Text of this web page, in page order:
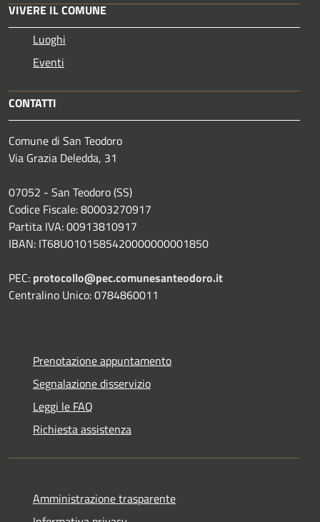
VIVERE IL COMUNE
Luoghi
Eventi
CONTATTI
Comune di San Teodoro
Via Grazia Deledda, 31
07052 - San Teodoro (SS)
Codice Fiscale: 80003270917
Partita IVA: 00913810917
IBAN: IT68U0101585420000000001850
PEC: protocollo@pec.comunesanteodoro.it
Centralino Unico: 0784860011
Prenotazione appuntamento
Segnalazione disservizio
Leggi le FAQ
Richiesta assistenza
Amministrazione trasparente